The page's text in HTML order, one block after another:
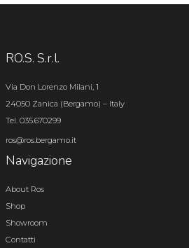
RO.S. S.r.l.
Via Don Lorenzo Milani, 1
24050 Zanica (Bergamo) – Italy
Tel. 035.670299
ros@ros.bergamo.it
Navigazione
About Ros
Shop
Showroom
Contatti